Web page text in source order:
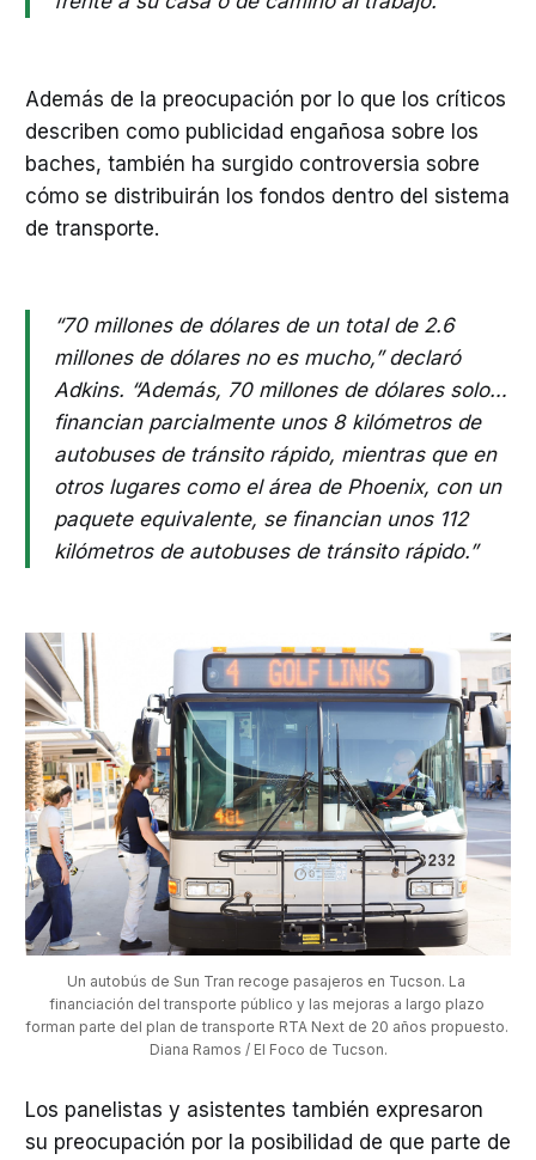
Además de la preocupación por lo que los críticos
describen como publicidad engañosa sobre los
baches, también ha surgido controversia sobre
cómo se distribuirán los fondos dentro del sistema
de transporte.
“70 millones de dólares de un total de 2.6
millones de dólares no es mucho,” declaró
Adkins. “Además, 70 millones de dólares solo…
financian parcialmente unos 8 kilómetros de
autobuses de tránsito rápido, mientras que en
otros lugares como el área de Phoenix, con un
paquete equivalente, se financian unos 112
kilómetros de autobuses de tránsito rápido.”
Un autobús de Sun Tran recoge pasajeros en Tucson. La
financiación del transporte público y las mejoras a largo plazo
forman parte del plan de transporte RTA Next de 20 años propuesto.
Diana Ramos / El Foco de Tucson.
Los panelistas y asistentes también expresaron
su preocupación por la posibilidad de que parte de